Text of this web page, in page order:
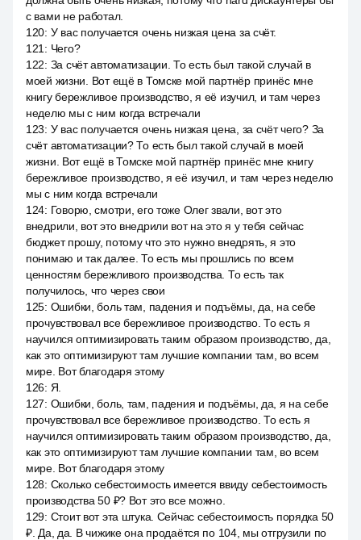
с вами не работал.
120: У вас получается очень низкая цена за счёт.
121 : Чего?
122: За счёт автоматизации. То есть был такой случай в
моей жизни. Вот ещё в Томске мой партнёр принёс мне
книгу бережливое производство, я её изучил, и там через
неделю мы с ним когда встречали
123: У вас получается очень низкая цена, за счёт чего? За
счёт автоматизации? То есть был такой случай в моей
жизни. Вот ещё в Томске мой партнёр принёс мне книгу
бережливое производство, я её изучил, и там через неделю
мы с ним когда встречали
124: Говорю, смотри, его тоже Олег звали, вот это
внедрили, вот это внедрили вот на это я у тебя сейчас
бюджет прошу, потому что это нужно внедрять, я это
понимаю и так далее. То есть мы прошлись по всем
ценностям бережливого производства. То есть так
получилось, что через свои
125: Ошибки, боль там, падения и подъёмы, да, на себе
прочувствовал все бережливое производство. То есть я
научился оптимизировать таким образом производство, да,
как это оптимизируют там лучшие компании там, во всем
мире. Вот благодаря этому
126: Я.
127: Ошибки, боль, там, падения и подъёмы, да, я на себе
прочувствовал все бережливое производство. То есть я
научился оптимизировать таким образом производство, да,
как это оптимизируют там лучшие компании там, во всем
мире. Вот благодаря этому
128: Сколько себестоимость имеется ввиду себестоимость
производства 50 ₽? Вот это все можно.
129: Стоит вот эта штука. Сейчас себестоимость порядка 50
₽. Да, да. В чижике она продаётся по 104, мы отгрузили по